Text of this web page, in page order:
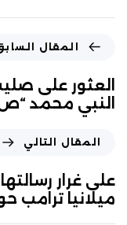
المقال
العثور على
النبي محمد
المقال التالي
على غرار
ميلانيا ترامب